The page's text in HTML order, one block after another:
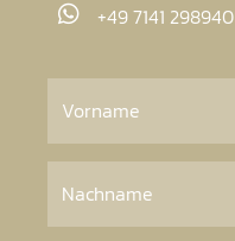
+49 7141 298940